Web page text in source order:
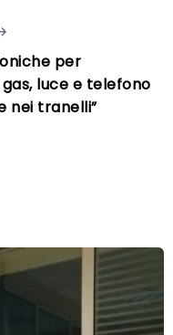
per
luce e telefono
nei tranelli”